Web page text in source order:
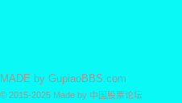
MADE by GupiaoBBS.com
© 2015-2025 Made by 中国股票论坛